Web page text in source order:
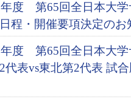
年度 第65回全日本大
程・開催要項決定のお
年度 第65回全日本大
代表vs東北第2代表 試